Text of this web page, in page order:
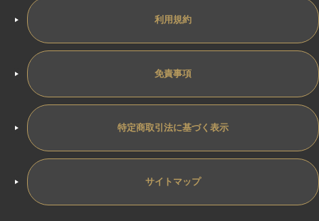
利用規約
免責事項
特定商取引法に基づく表示
サイトマップ